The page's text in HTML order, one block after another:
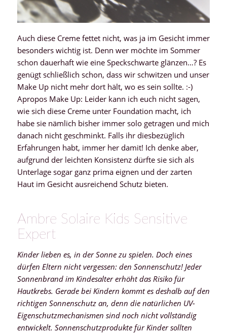
Auch diese Creme fettet nicht, was ja im Gesicht immer
besonders wichtig ist. Denn wer möchte im Sommer
schon dauerhaft wie eine Speckschwarte glänzen…? Es
genügt schließlich schon, dass wir schwitzen und unser
Make Up nicht mehr dort hält, wo es sein sollte. :-)
Apropos Make Up: Leider kann ich euch nicht sagen,
wie sich diese Creme unter Foundation macht, ich
habe sie nämlich bisher immer solo getragen und mich
danach nicht geschminkt. Falls ihr diesbezüglich
Erfahrungen habt, immer her damit! Ich denke aber,
aufgrund der leichten Konsistenz dürfte sie sich als
Unterlage sogar ganz prima eignen und der zarten
Haut im Gesicht ausreichend Schutz bieten.
Ambre Solaire Kids Sensitive
Expert
Kinder lieben es, in der Sonne zu spielen. Doch eines
dürfen Eltern nicht vergessen: den Sonnenschutz! Jeder
Sonnenbrand im Kindesalter erhöht das Risiko für
Hautkrebs. Gerade bei Kindern kommt es deshalb auf den
richtigen Sonnenschutz an, denn die natürlichen UV-
Eigenschutzmechanismen sind noch nicht vollständig
entwickelt. Sonnenschutzprodukte für Kinder sollten